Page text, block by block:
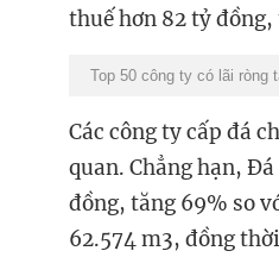
thuế hơn 82 tỷ
Top 50 công ty có lãi ròng
Các công ty cấp đá
quan. Chẳng hạn,
đồng, tăng 69% so
62.574 m3, đồng